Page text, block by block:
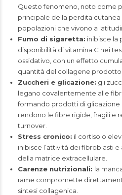
Questo fenomeno, noto come
principale della perdita
popolazioni che vivono a
Fumo di sigaretta: inibisce la
disponibilità di vitamina C nei
ossidativo, con un effetto
quantità del collagene prodotto.
Zuccheri e glicazione: gli
legano covalentemente alle
formando prodotti di glicazione
rendono le fibre rigide, fragili e
turnover.
Stress cronico: il cortisolo
inibisce l’attività dei fibroblasti
della matrice extracellulare.
Carenze nutrizionali: la
rame compromette
sintesi collagenica.